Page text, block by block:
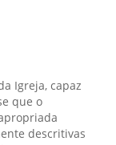
Igreja, capaz
que o
descritivas